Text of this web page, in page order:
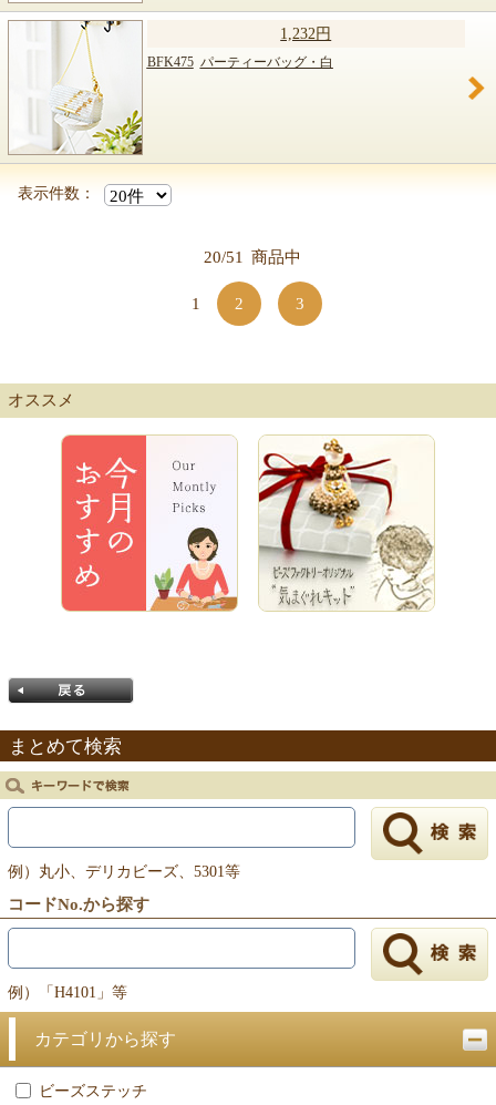
1,232円
BFK475 パーティーバッグ・白
表示件数：
20/51 商品中
1 2 3
オススメ
戻る
まとめて検索
例）丸小、デリカビーズ、5301等
コードNo.から探す
例）「H4101」等
カテゴリから探す
ビーズステッチ